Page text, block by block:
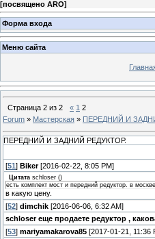
[посвящено ARO]
Форма входа
Меню сайта
Страница 2 из 2 « 1 2
Forum » Мастерская » ПЕРЕДНИЙ И
ПЕРЕДНИЙ И ЗАДНИЙ РЕДУКТОР.
[51 ] Biker[2016-02-22, 8:05 PM]
Цитата schloser ()
есть комплект мост и передний редуктор. в москве
в какую цену.
[52] dimchik [2016-06-06, 6:32 AM]
schloser еще продаете редуктор ,
[53] mariyamakarova85 [2017-01-21, 11:36